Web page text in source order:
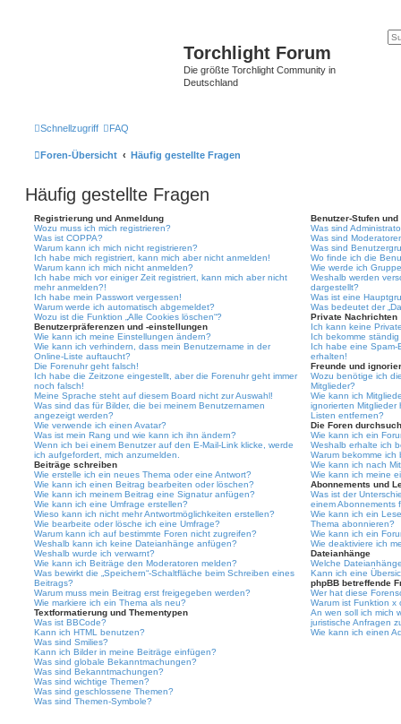
Torchlight Forum
Die größte Torchlight Community in
Deutschland
Schnellzugriff FAQ
Foren-Übersicht Häufig gestellte Fragen
Häufig gestellte Fragen
Registrierung und Anmeldung
Wozu muss ich mich registrieren?
Was ist COPPA?
Warum kann ich mich nicht registrieren?
Ich habe mich registriert, kann mich aber nicht anmelden!
Warum kann ich mich nicht anmelden?
Ich habe mich vor einiger Zeit registriert, kann mich aber nicht
mehr anmelden?!
Ich habe mein Passwort vergessen!
Warum werde ich automatisch abgemeldet?
Wozu ist die Funktion „Alle Cookies löschen“?
Benutzerpräferenzen und -einstellungen
Wie kann ich meine Einstellungen ändern?
Wie kann ich verhindern, dass mein Benutzername in der
Online-Liste auftaucht?
Die Forenuhr geht falsch!
Ich habe die Zeitzone eingestellt, aber die Forenuhr geht immer
noch falsch!
Meine Sprache steht auf diesem Board nicht zur Auswahl!
Was sind das für Bilder, die bei meinem Benutzernamen
angezeigt werden?
Wie verwende ich einen Avatar?
Was ist mein Rang und wie kann ich ihn ändern?
Wenn ich bei einem Benutzer auf den E-Mail-Link klicke, werde
ich aufgefordert, mich anzumelden.
Beiträge schreiben
Wie erstelle ich ein neues Thema oder eine Antwort?
Wie kann ich einen Beitrag bearbeiten oder löschen?
Wie kann ich meinem Beitrag eine Signatur anfügen?
Wie kann ich eine Umfrage erstellen?
Wieso kann ich nicht mehr Antwortmöglichkeiten erstellen?
Wie bearbeite oder lösche ich eine Umfrage?
Warum kann ich auf bestimmte Foren nicht zugreifen?
Weshalb kann ich keine Dateianhänge anfügen?
Weshalb wurde ich verwarnt?
Wie kann ich Beiträge den Moderatoren melden?
Was bewirkt die „Speichern“-Schaltfläche beim Schreiben eines
Beitrags?
Warum muss mein Beitrag erst freigegeben werden?
Wie markiere ich ein Thema als neu?
Textformatierung und Thementypen
Was ist BBCode?
Kann ich HTML benutzen?
Was sind Smilies?
Kann ich Bilder in meine Beiträge einfügen?
Was sind globale Bekanntmachungen?
Was sind Bekanntmachungen?
Was sind wichtige Themen?
Was sind geschlossene Themen?
Was sind Themen-Symbole?
Benutzer-Stufen und
Was sind
Was sind
Was sind
Wo finde ich die
Wie werde ich
Weshalb werden
dargestellt?
Was ist eine
Was bedeutet der
Private Nachrichten
Ich kann keine
Ich bekomme
Ich habe eine Spam-
erhalten!
Freunde und
Wozu benötige ich
Mitglieder?
Wie kann ich
ignorierten
Listen entfernen?
Die Foren
Wie kann ich ein
Weshalb erhalte ich
Warum bekomme
Wie kann ich nach
Wie kann ich meine
Abonnements und
Was ist der
einem Abonnements
Wie kann ich ein
Thema abonnieren?
Wie kann ich ein
Wie deaktiviere ich
Dateianhänge
Welche
Kann ich eine
phpBB betreffende
Wer hat diese
Warum ist Funktion
An wen soll ich mich
juristische Anfragen
Wie kann ich einen